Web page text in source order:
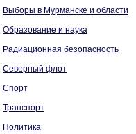
Выборы в Мурманске и области
Образование и наука
Радиационная безопасность
Северный флот
Спорт
Транспорт
Политика